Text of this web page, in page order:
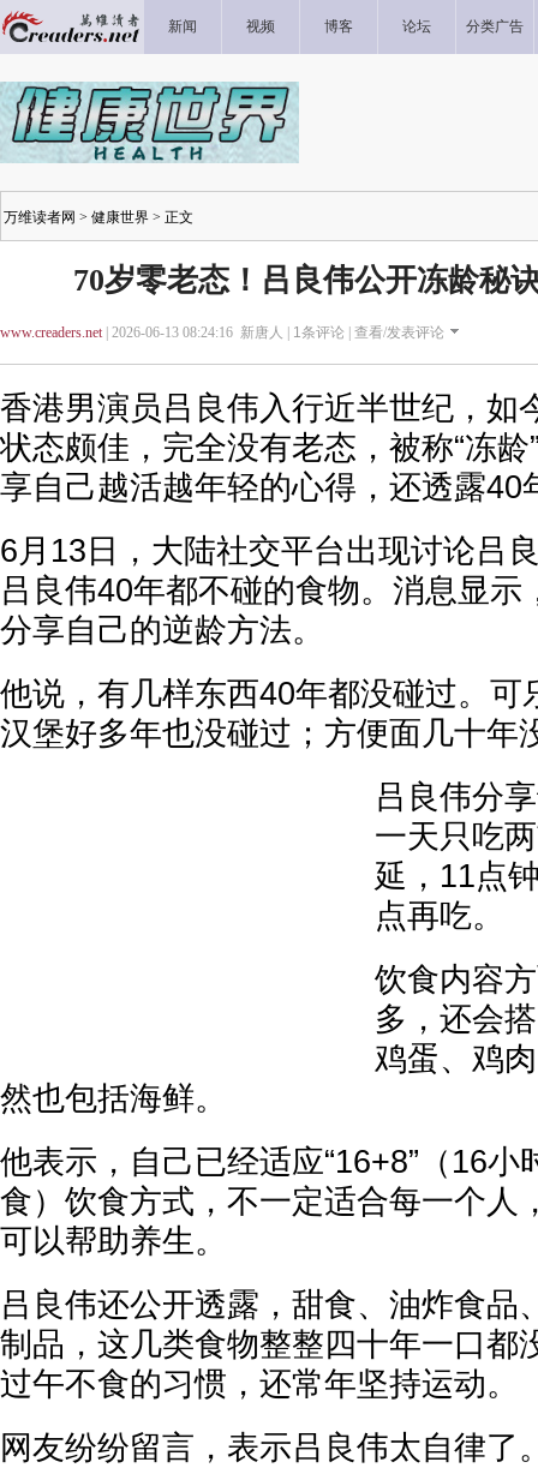
新闻 视频 博客 论坛 分类广告
万维读者网 > 健康世界 > 正文
70岁零老态！吕良伟公开冻龄秘
www.creaders.net| 2026-06-13 08:24:16 新唐人 | 1条评论 | 查看/发表评论
香港男演员吕良伟入行近半世纪，如
状态颇佳，完全没有老态，被称“冻
享自己越活越年轻的心得，还透露40
6月13日，大陆社交平台出现讨论
吕良伟40年都不碰的食物。消息显示
分享自己的逆龄方法。
他说，有几样东西40年都没碰过。可
汉堡好多年也没碰过；方便面几十年
吕良伟分
一天只吃
延，11点
点再吃。
饮食内容
多，还会
鸡蛋、鸡
然也包括海鲜。
他表示，自己已经适应“16+8”（16小
食）饮食方式，不一定适合每一个人
可以帮助养生。
吕良伟还公开透露，甜食、油炸食品
制品，这几类食物整整四十年一口都
过午不食的习惯，还常年坚持运动。
网友纷纷留言，表示吕良伟太自律了